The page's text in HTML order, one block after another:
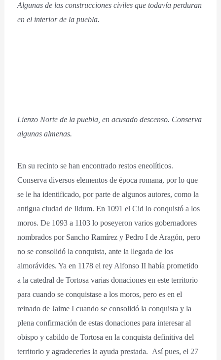
Algunas de las construcciones civiles que todavía perduran
en el interior de la puebla.
Lienzo Norte de la puebla, en acusado descenso. Conserva
algunas almenas.
En su recinto se han encontrado restos eneolíticos.
Conserva diversos elementos de época romana, por lo que
se le ha identificado, por parte de algunos autores, como la
antigua ciudad de Ildum. En 1091 el Cid lo conquistó a los
moros. De 1093 a 1103 lo poseyeron varios gobernadores
nombrados por Sancho Ramírez y Pedro I de Aragón, pero
no se consolidó la conquista, ante la llegada de los
almorávides. Ya en 1178 el rey Alfonso II había prometido
a la catedral de Tortosa varias donaciones en este territorio
para cuando se conquistase a los moros, pero es en el
reinado de Jaime I cuando se consolidó la conquista y la
plena confirmación de estas donaciones para interesar al
obispo y cabildo de Tortosa en la conquista definitiva del
territorio y agradecerles la ayuda prestada. Así pues, el 27